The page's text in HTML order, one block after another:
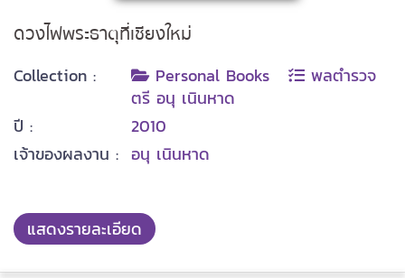
ดวงไฟพระธาตุที่เชียงใหม่
Collection : Personal Books
พลตำรวจ
ตรี อนุ เนินหาด
ปี :
2010
เจ้าของผลงาน : อนุ เนินหาด
แสดงรายละเอียด